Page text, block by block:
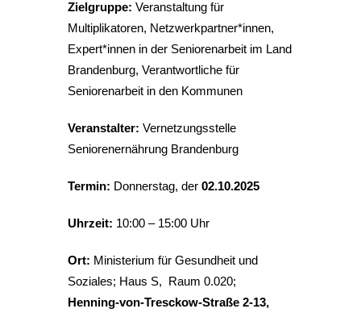
Zielgruppe: Veranstaltung für
Multiplikatoren, Netzwerkpartner*innen,
Expert*innen in der Seniorenarbeit im Land
Brandenburg, Verantwortliche für
Seniorenarbeit in den Kommunen
Veranstalter: Vernetzungsstelle
Seniorenernährung Brandenburg
Termin: Donnerstag, der 02.10.2025
Uhrzeit: 10:00 – 15:00 Uhr
Ort: Ministerium für Gesundheit und
Soziales; Haus S, Raum 0.020;
Henning-von-Tresckow-Straße 2-13,